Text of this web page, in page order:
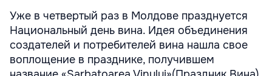
Уже в четвертый раз в Молдове празднуется
Национальный день вина. Идея объединения
создателей и потребителей вина нашла свое
воплощение в празднике, получившем